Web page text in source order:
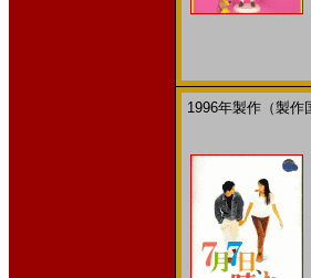
1996年製作（製作